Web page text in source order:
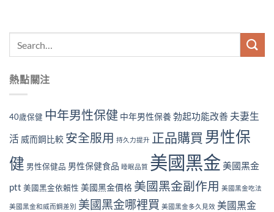
熱點關注
40歲保健 中年男性保健 中年男性保養 勃起功能改善 夫妻生
活 威而鋼比較 安全服用 持久力提升 正品購買 男性保
健 男性保健品 男性保健食品 睡眠品質 美國黑金美國黑金
ptt 美國黑金依賴性 美國黑金價格 美國黑金副作用 美國黑金吃法
美國黑金和威而鋼差別 美國黑金哪裡買 美國黑金多久見效 美國黑金